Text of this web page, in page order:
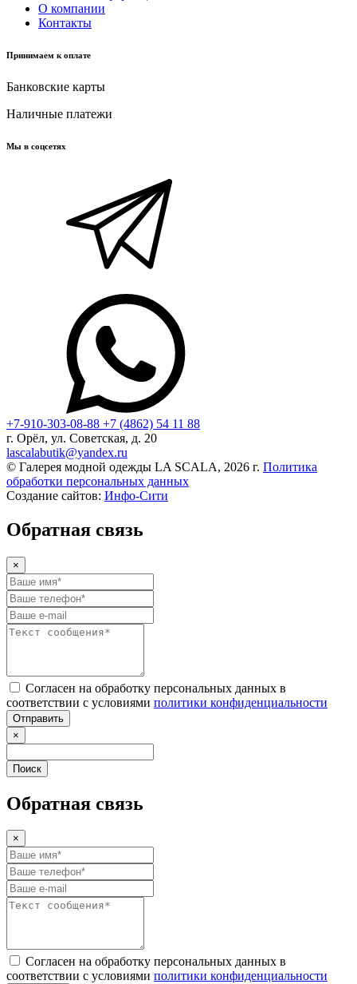
О компании
Контакты
Принимаем к оплате
Банковские карты
Наличные платежи
Мы в соцсетях
+7-910-303-08-88 +7 (4862) 54 11 88
г. Орёл, ул. Советская, д. 20
lascalabutik@yandex.ru
© Галерея модной одежды LA SCALA, 2026 г. Политика
обработки персональных данных
Создание сайтов: Инфо-Сити
Обратная связь
×
Согласен на обработку персональных данных в
соответствии с условиями политики конфиденциальности
Отправить
×
Поиск
Обратная связь
×
Согласен на обработку персональных данных в
соответствии с условиями политики конфиденциальности